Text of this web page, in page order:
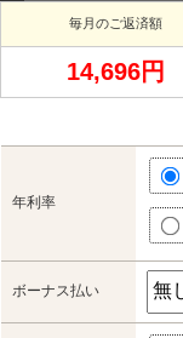
毎月のご返済額
14,696円
年利率
ボーナス払い